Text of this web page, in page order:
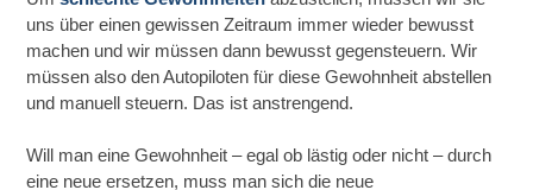
uns über einen gewissen Zeitraum immer wieder bewusst
machen und wir müssen dann bewusst gegensteuern. Wir
müssen also den Autopiloten für diese Gewohnheit abstellen
und manuell steuern. Das ist anstrengend.
Will man eine Gewohnheit – egal ob lästig oder nicht – durch
eine neue ersetzen, muss man sich die neue